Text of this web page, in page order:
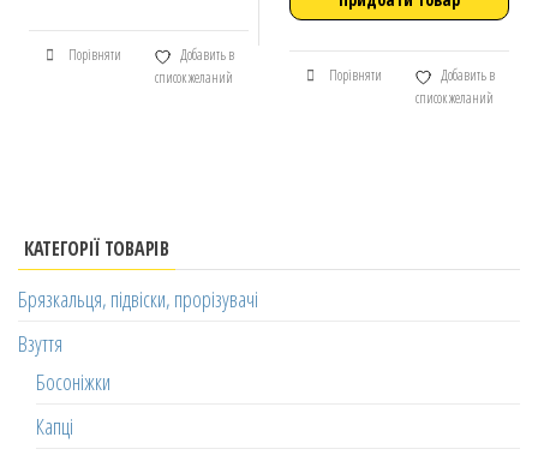
Порівняти
Добавить в
список желаний
Порівняти
Добавить в
список желаний
КАТЕГОРІЇ ТОВАРІВ
Брязкальця, підвіски, прорізувачі
Взуття
Босоніжки
Капці